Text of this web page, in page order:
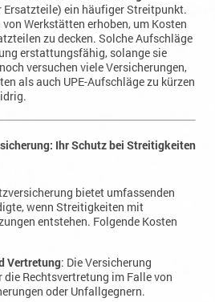
erstattungsfähig, solange sie
versuchen viele Versicherungen,
als auch UPE-Aufschläge zu kürzen
Ihr Schutz bei Streitigkeiten
bietet umfassenden
wenn Streitigkeiten mit
entstehen. Folgende Kosten
Vertretung: Die Versicherung
Rechtsvertretung im Falle von
vor Gericht landet, übernimmt die
Gerichtskosten.